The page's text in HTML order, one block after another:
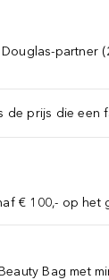
partner
de prijs die een
€ 100,- op het
Bag met